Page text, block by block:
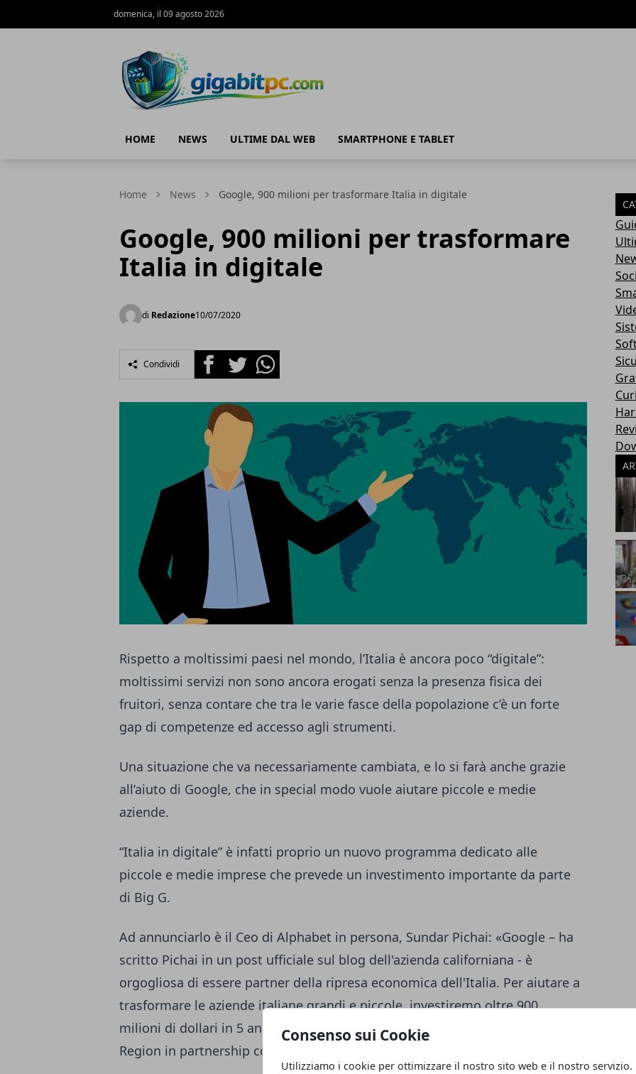
Consenso sui Cookie
Utilizziamo i cookie per ottimizzare il nostro sito web e il nostro servizio.
domenica, il 09 agosto 2026
HOME NEWS ULTIME DAL WEB SMARTPHONE E TABLET
Home News Google, 900 milioni per trasformare Italia in digitale
Google, 900 milioni per trasformare
Italia in digitale
di Redazione10/07/2020
Condividi FacebookTwitterWhatsapp
Rispetto a moltissimi paesi nel mondo, l’Italia è ancora poco “digitale”:
moltissimi servizi non sono ancora erogati senza la presenza fisica dei
fruitori, senza contare che tra le varie fasce della popolazione c’è un forte
gap di competenze ed accesso agli strumenti.
Una situazione che va necessariamente cambiata, e lo si farà anche grazie
all’aiuto di Google, che in special modo vuole aiutare piccole e medie
aziende.
“Italia in digitale” è infatti proprio un nuovo programma dedicato alle
piccole e medie imprese che prevede un investimento importante da parte
di Big G.
Ad annunciarlo è il Ceo di Alphabet in persona, Sundar Pichai: «Google – ha
scritto Pichai in un post ufficiale sul blog dell'azienda californiana - è
orgogliosa di essere partner della ripresa economica dell'Italia. Per aiutare a
trasformare le aziende italiane grandi e piccole, investiremo oltre 900
milioni di dollari in 5 anni, che includono l'apertura delle due Google Cloud
Region in partnership con TIM».